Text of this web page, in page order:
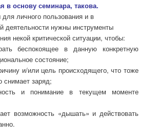
в основу семинара, такова.
личного пользования и в
деятельности нужны инструменты
некой критической ситуации, чтобы:
беспокоящее в данную конкретную
состояние;
и/или цель происходящего, что тоже
снимает заряд;
и понимание в текущем моменте
возможность «дышать» и действовать